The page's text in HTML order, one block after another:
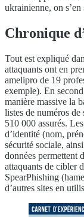
ukrainienne, on s’en
Chronique
Tout est expliqué
attaquants ont en
amelipro de 19
exemple). En
manière massive la
listes de numéros de
510 000 assurés.
d’identité (nom,
sécurité sociale,
données permettent
attaquants de cibler
SpearPhishing
d’autres sites en